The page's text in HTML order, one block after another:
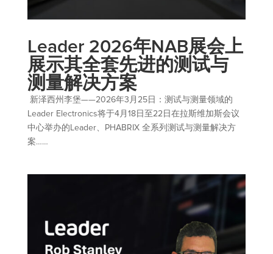
Leader 2026年NAB展会上
展示其全套先进的测试与
测量解决方案
新泽西州李堡——2026年3月25日：测试与测量领域的
Leader Electronics将于4月18日至22日在拉斯维加斯会议
中心举办的Leader、PHABRIX 全系列测试与测量解决方
案……